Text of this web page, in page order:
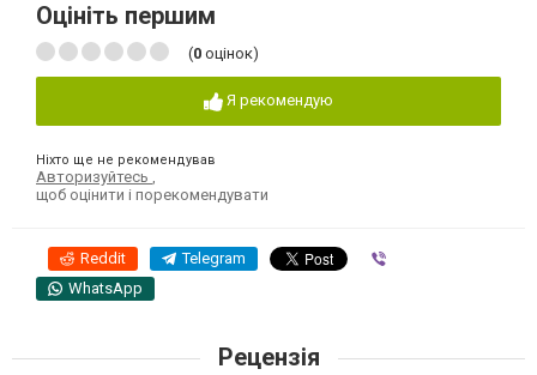
Оцініть першим
(0 оцінок)
Я рекомендую
Ніхто ще не рекомендував
Авторизуйтесь
щоб оцінити і порекомендувати
Reddit Telegram
WhatsApp
Рецензія